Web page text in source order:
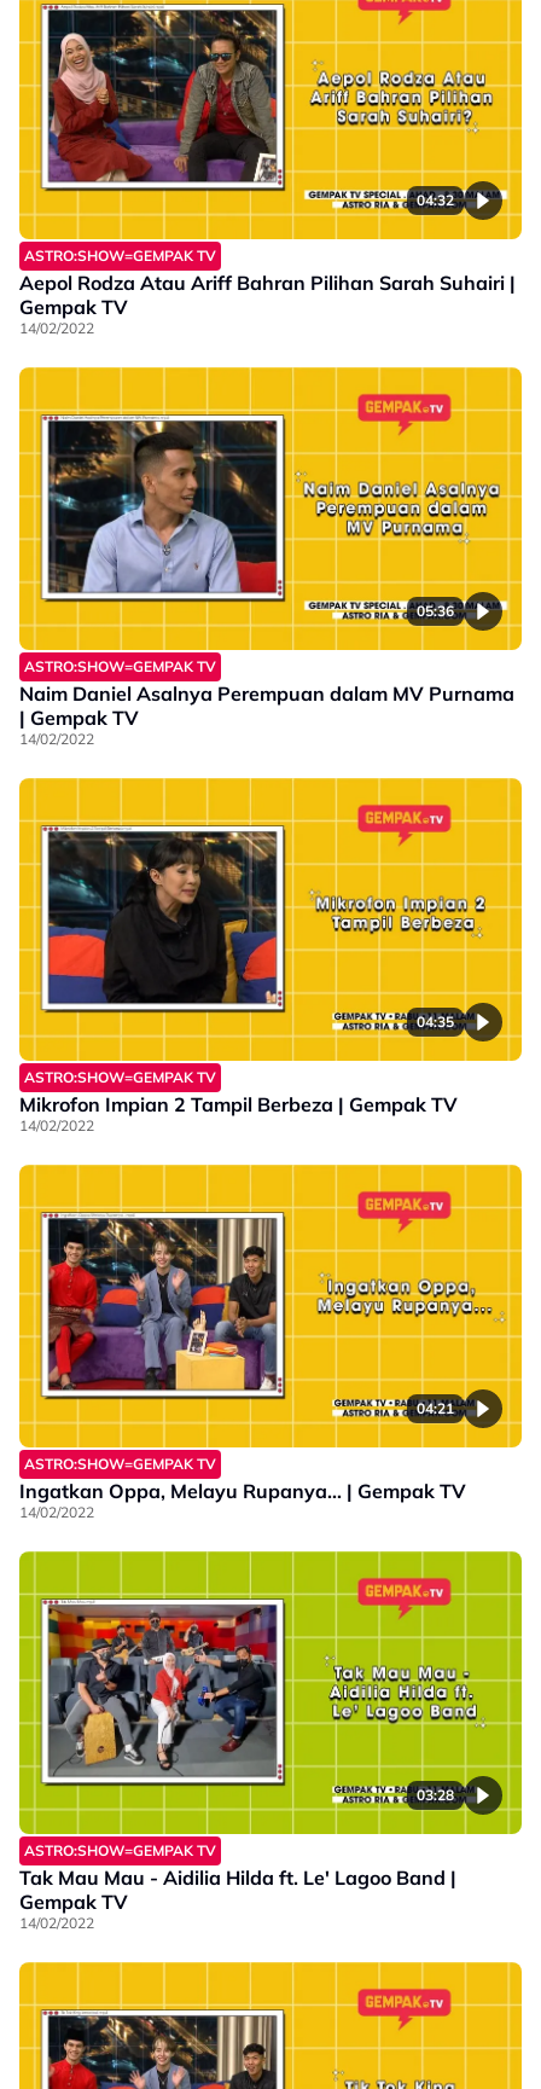
04:32
ASTRO:SHOW=GEMPAK TV
Aepol Rodza Atau Ariff Bahran Pilihan Sarah Suhairi |
Gempak TV
14/02/2022
05:36
ASTRO:SHOW=GEMPAK TV
Naim Daniel Asalnya Perempuan dalam MV Purnama
| Gempak TV
14/02/2022
04:35
ASTRO:SHOW=GEMPAK TV
Mikrofon Impian 2 Tampil Berbeza | Gempak TV
14/02/2022
04:21
ASTRO:SHOW=GEMPAK TV
Ingatkan Oppa, Melayu Rupanya... | Gempak TV
14/02/2022
03:28
ASTRO:SHOW=GEMPAK TV
Tak Mau Mau - Aidilia Hilda ft. Le' Lagoo Band |
Gempak TV
14/02/2022